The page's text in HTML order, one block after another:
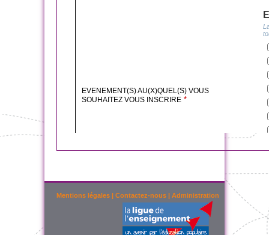
Mentions légales | Contactez-nous | Administration